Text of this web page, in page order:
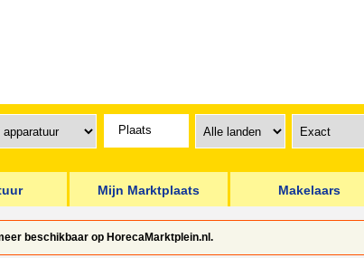
Mijn Marktplaats Makelaars
beschikbaar op HorecaMarktplein.nl.